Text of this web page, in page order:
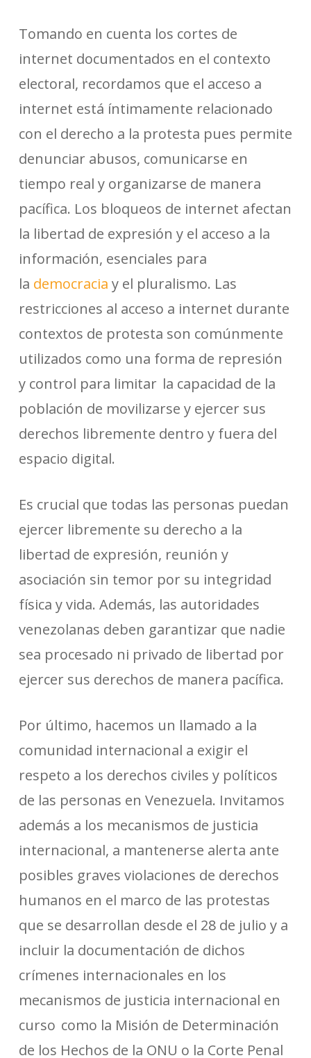
Tomando en cuenta los cortes de
internet documentados en el contexto
electoral, recordamos que el acceso a
internet está íntimamente relacionado
con el derecho a la protesta pues permite
denunciar abusos, comunicarse en
tiempo real y organizarse de manera
pacífica. Los bloqueos de internet afectan
la libertad de expresión y el acceso a la
información, esenciales para
la democracia y el pluralismo. Las
restricciones al acceso a internet durante
contextos de protesta son comúnmente
utilizados como una forma de represión
y control para limitar la capacidad de la
población de movilizarse y ejercer sus
derechos libremente dentro y fuera del
espacio digital.
Es crucial que todas las personas puedan
ejercer libremente su derecho a la
libertad de expresión, reunión y
asociación sin temor por su integridad
física y vida. Además, las autoridades
venezolanas deben garantizar que nadie
sea procesado ni privado de libertad por
ejercer sus derechos de manera pacífica.
Por último, hacemos un llamado a la
comunidad internacional a exigir el
respeto a los derechos civiles y políticos
de las personas en Venezuela. Invitamos
además a los mecanismos de justicia
internacional, a mantenerse alerta ante
posibles graves violaciones de derechos
humanos en el marco de las protestas
que se desarrollan desde el 28 de julio y a
incluir la documentación de dichos
crímenes internacionales en los
mecanismos de justicia internacional en
curso como la Misión de Determinación
de los Hechos de la ONU o la Corte Penal